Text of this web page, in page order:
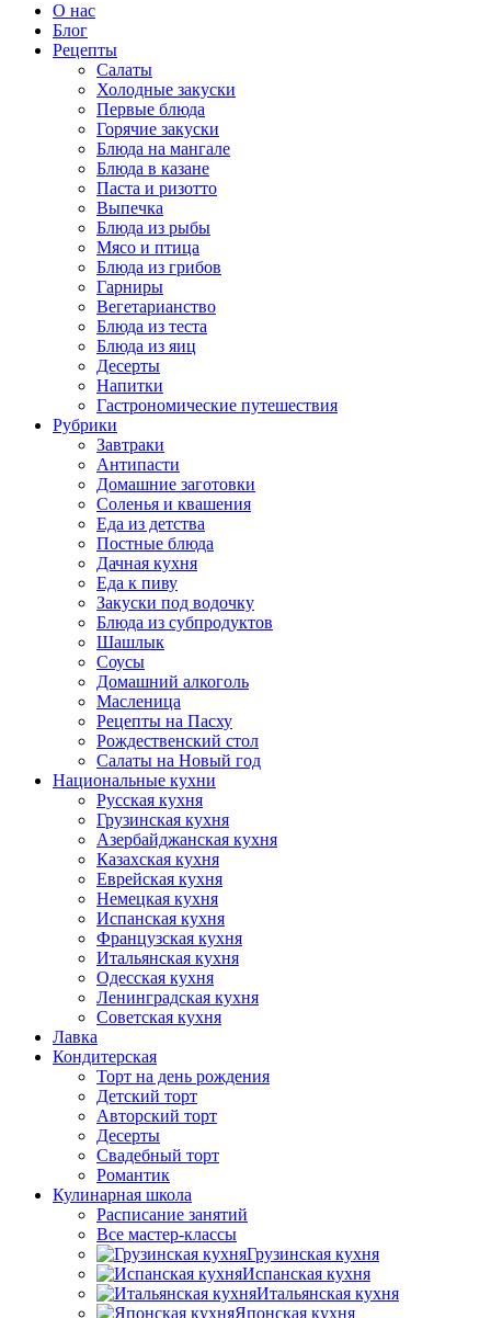
О нас
Блог
Рецепты
Салаты
Холодные закуски
Первые блюда
Горячие закуски
Блюда на мангале
Блюда в казане
Паста и ризотто
Выпечка
Блюда из рыбы
Мясо и птица
Блюда из грибов
Гарниры
Вегетарианство
Блюда из теста
Блюда из яиц
Десерты
Напитки
Гастрономические путешествия
Рубрики
Завтраки
Антипасти
Домашние заготовки
Соленья и квашения
Еда из детства
Постные блюда
Дачная кухня
Еда к пиву
Закуски под водочку
Блюда из субпродуктов
Шашлык
Соусы
Домашний алкоголь
Масленица
Рецепты на Пасху
Рождественский стол
Салаты на Новый год
Национальные кухни
Русская кухня
Грузинская кухня
Азербайджанская кухня
Казахская кухня
Еврейская кухня
Немецкая кухня
Испанская кухня
Французская кухня
Итальянская кухня
Одесская кухня
Ленинградская кухня
Советская кухня
Лавка
Кондитерская
Торт на день рождения
Детский торт
Авторский торт
Десерты
Свадебный торт
Романтик
Кулинарная школа
Расписание занятий
Все мастер-классы
Грузинская кухня
Испанская кухня
Итальянская кухня
Японская кухня